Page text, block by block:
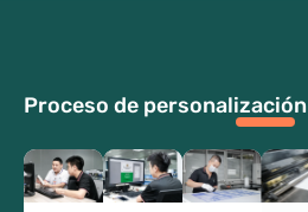
Proceso de personalización